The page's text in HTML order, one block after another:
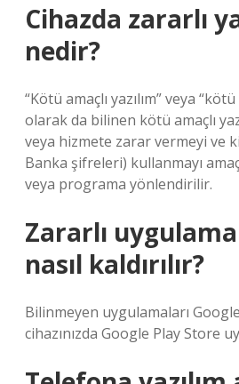
Cihazda zararlı
nedir?
“Kötü amaçlı yazılım” veya “kötü
olarak da bilinen kötü amaçlı
veya hizmete zarar vermeyi ve
Banka şifreleri) kullanmayı
veya programa yönlendirilir.
Zararlı
nasıl kaldırılır?
Bilinmeyen uygulamaları
cihazınızda Google Play Store